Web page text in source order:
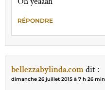
RÉPONDRE
bellezzabylinda.comdit :
dimanche 26 juillet 2015 à 7 h 26 min